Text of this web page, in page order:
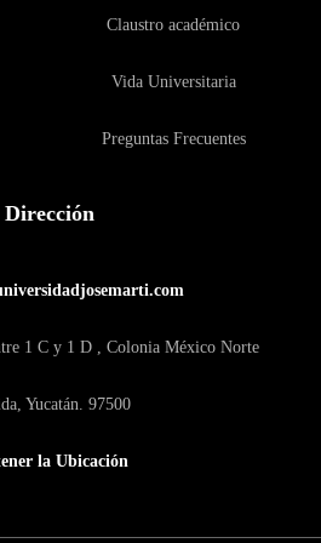
Claustro académico
Vida Universitaria
Preguntas Frecuentes
Dirección
1 C y 1 D , Colonia México Norte
Yucatán. 97500
la Ubicación